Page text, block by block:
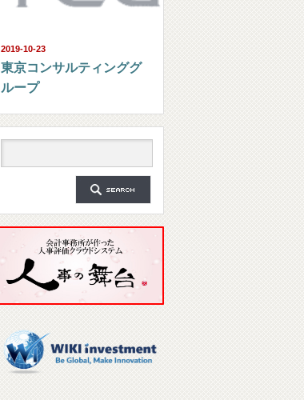
2019-10-23
東京コンサルティンググ
ループ